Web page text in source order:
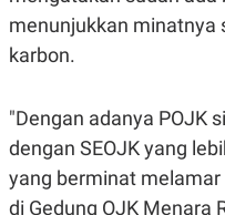
S
A
D
A
A
G
S
K
O
N
L
I
P
menunjukkan minatnya
karbon.
"Dengan adanya POJK
dengan SEOJK yang
yang berminat melamar
di Gedung OJK Menara